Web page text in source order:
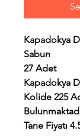
Kapadokya
Sabun
27 Adet
Kapadokya
Kolide 225
Tane Fiyatı